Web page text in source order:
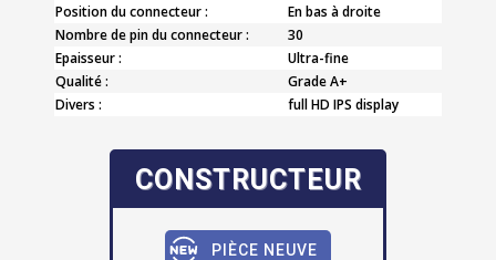
Position du connecteur :
En bas à droite
Nombre de pin du connecteur :
30
Epaisseur :
Ultra-fine
Qualité :
Grade A+
Divers :
full HD IPS display
CONSTRUCTEUR
PIÈCE NEUVE